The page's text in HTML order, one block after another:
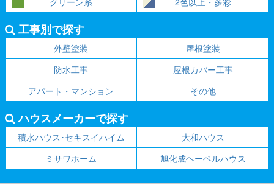
工事別で探す
外壁塗装
屋根塗装
防水工事
屋根カバー工事
アパート・マンション
その他
ハウスメーカーで探す
積水ハウス･セキスイハイム
大和ハウス
ミサワホーム
旭化成ヘーベルハウス